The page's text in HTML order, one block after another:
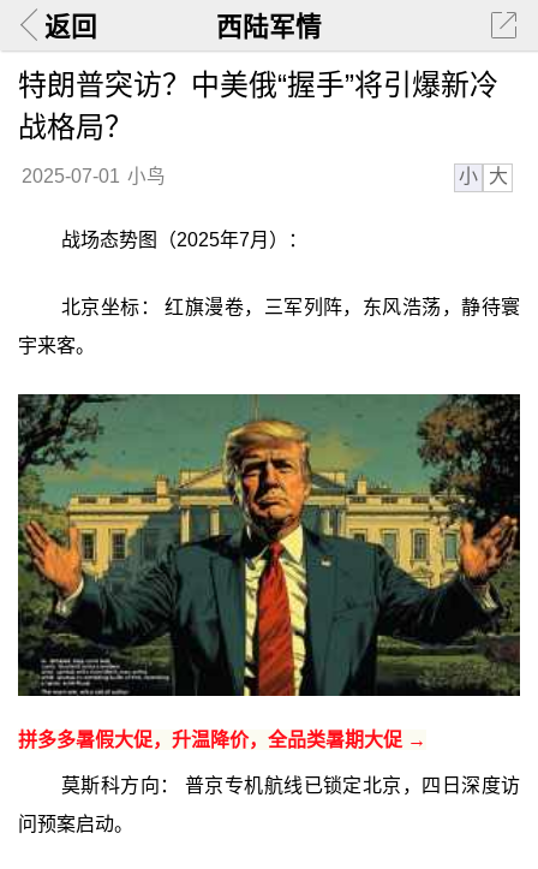
返回 西陆军情
特朗普突访？中美俄“握手”将引爆新冷
战格局？
2025-07-01 小鸟 小 大
战场态势图（2025年7月）：
北京坐标： 红旗漫卷，三军列阵，东风浩荡，静待寰
宇来客。
拼多多暑假大促，升温降价，全品类暑期大促 →
莫斯科方向： 普京专机航线已锁定北京，四日深度访
问预案启动。